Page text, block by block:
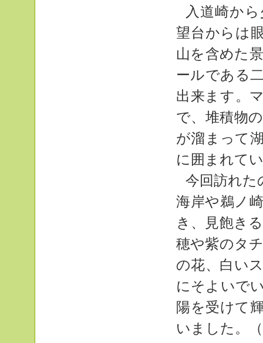
入道崎か
望台からは
山を含めた
ールである
出来ます。
で、堆積物
が溜まって
に囲まれて
今回訪れた
海岸や鵜ノ
き、見飽き
穂や紫のタ
の花、白い
にそよいで
陽を受けて
いました。